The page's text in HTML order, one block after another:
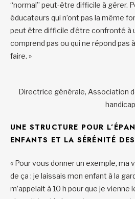
“normal” peut-être difficile à gérer.
éducateurs qui n’ont pas la même
peut être difficile d’être confronté à
comprend pas ou qui ne répond pas
faire. »
Directrice générale, Association
UNE STRUCTURE POUR
ENFANTS ET LA SÉRÉNITÉ
« Pour vous donner un exemple, ma
de ça : je laissais mon enfant à la
m’appelait à 10 h pour que je vienne